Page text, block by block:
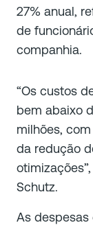
27% anual,
de
companhia.
“Os custos
bem abaixo
milhões,
da redução
Schutz.
As